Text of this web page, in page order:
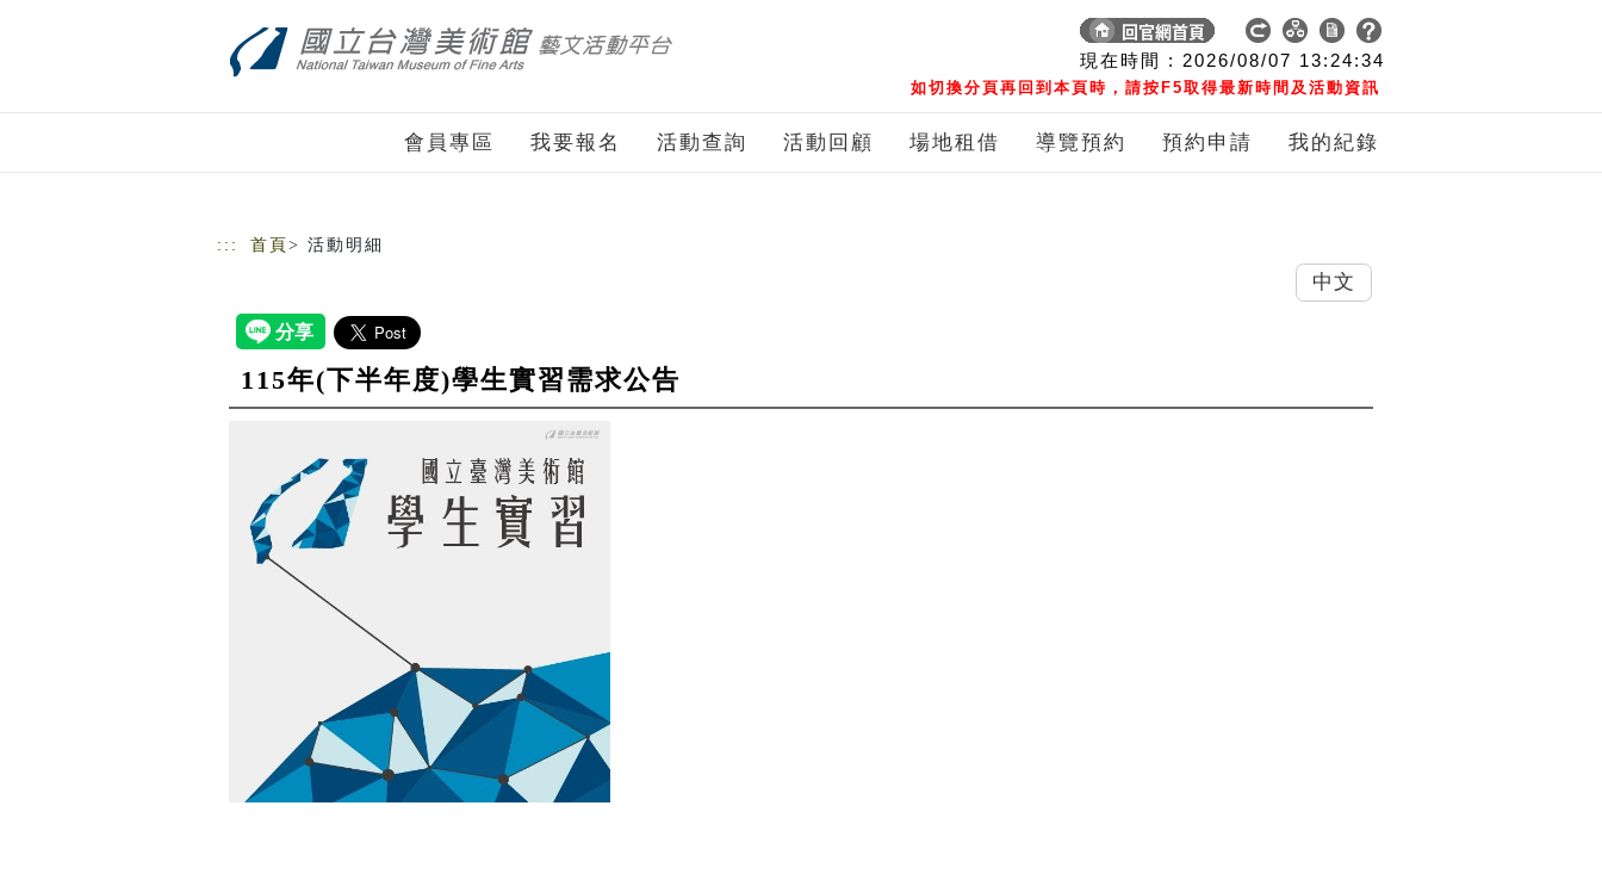
現在時間 : 2026/08/07 13:24:34
如切換分頁再回到本頁時，請按F5取得最新時間及活動資訊
會員專區 我要報名 活動查詢 活動回顧 場地租借 導覽預約 預約申請 我的紀錄
::: 首頁 > 活動明細
115年(下半年度)學生實習需求公告